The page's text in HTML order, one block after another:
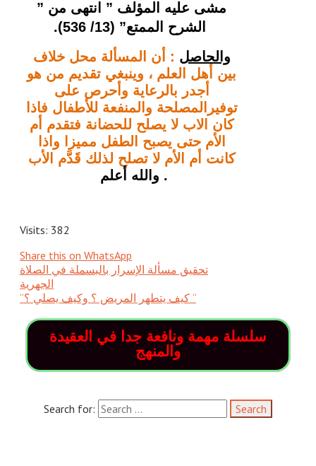
الشرح الممتع” (13
/ 536).
والحاصل
كانت أم الأم لا تصلح لذلك قَدَّم الأب
. والله أعلم
Visits: 382
Share this on WhatsApp
تحقيق مسألة الإسرار بالبسملة في الصلاة
الجهرية
“كيف يتطهر المريض ؟ وكيف يصلي ؟ “
سلسلة مهمة ونافعة جدا في العقيدة
والمنهج
Search for: